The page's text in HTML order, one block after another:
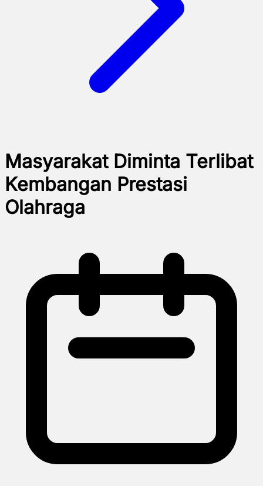
Masyarakat Diminta Terlibat
Kembangan Prestasi
Olahraga